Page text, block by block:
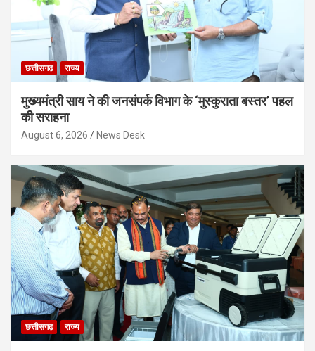
छत्तीसगढ़ राज्य
मुख्यमंत्री साय ने की जनसंपर्क विभाग के ‘मुस्कुराता बस्तर’ पहल
की सराहना
August 6, 2026 News Desk
छत्तीसगढ़ राज्य